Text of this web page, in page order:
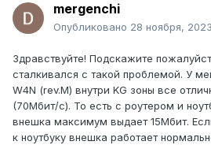
mergenchi
Опубликовано 28 ноября, 2023
Здравствуйте! Подскажите
сталкивался с такой проблемой. У
W4N (rev.M) внутри KG зоны все
(70Мбит/с). То есть с роутером и
внешка максимум выдает 15Мбит.
к ноутбуку внешка работает